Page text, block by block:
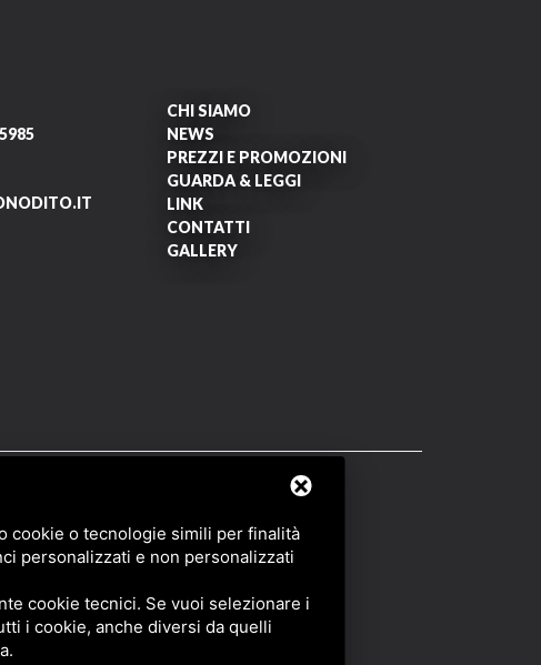
CHI SIAMO
NEWS
PREZZI E PROMOZIONI
GUARDA & LEGGI
LINK
CONTATTI
GALLERY
cookie o tecnologie simili per finalità
personalizzati e non personalizzati
cookie tecnici. Se vuoi selezionare i
i cookie, anche diversi da quelli